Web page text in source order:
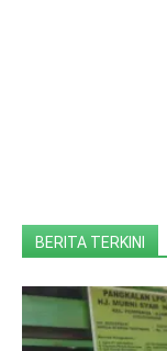
BERITA TERKINI